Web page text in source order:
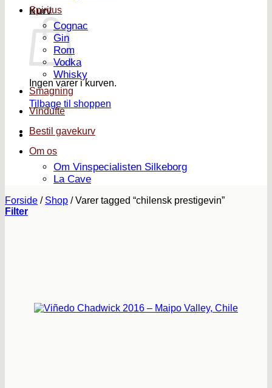
Kurv
Ingen varer i kurven.
Tilbage til shoppen
Spiritus
Cognac
Gin
Rom
Vodka
Whisky
Smagning
Vindufte
Bestil gavekurv
Om os
Om Vinspecialisten Silkeborg
La Cave
Forside / Shop /Varer tagged “chilensk prestigevin”
Filter